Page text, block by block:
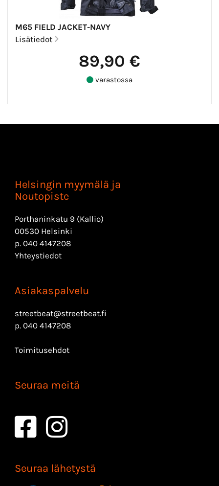
M65 FIELD JACKET-NAVY
Lisätiedot
89,90 €
varastossa
Helsingin myymälä ja
Noutopiste
Porthaninkatu 9 (Kallio)
00530 Helsinki
p. 040 4147208
Yhteystiedot
Asiakaspalvelu
streetbeat@streetbeat.fi
p. 040 4147208
Toimitusehdot
Seuraa meitä
Seuraa lähetystä